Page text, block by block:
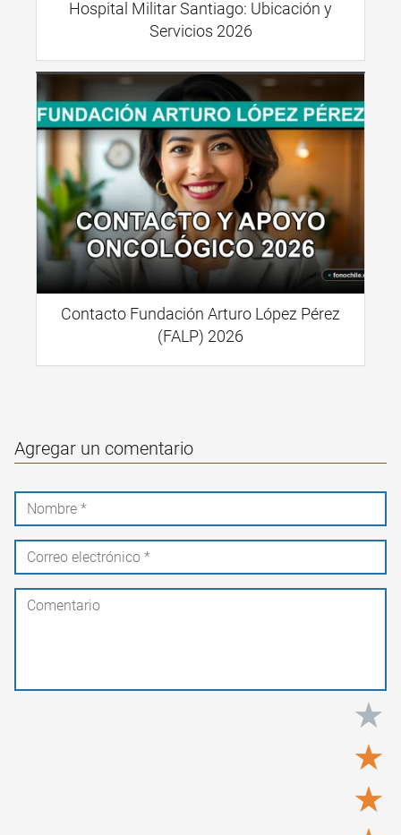
Hospital Militar Santiago: Ubicación y
Servicios 2026
Contacto Fundación Arturo López Pérez
(FALP) 2026
Agregar un comentario
★
★
★